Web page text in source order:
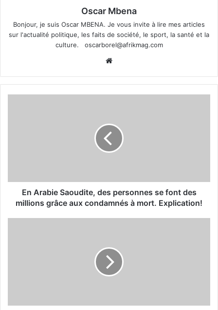
Oscar Mbena
Bonjour, je suis Oscar MBENA. Je vous invite à lire mes articles
sur l'actualité politique, les faits de société, le sport, la santé et la
culture. oscarborel@afrikmag.com
En Arabie Saoudite, des personnes se font des
millions grâce aux condamnés à mort. Explication!